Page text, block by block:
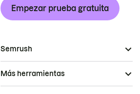
Empezar prueba gratuita
Semrush
Más herramientas